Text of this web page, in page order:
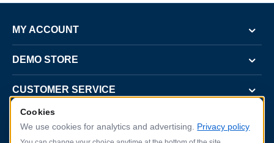
MY ACCOUNT
DEMO STORE
CUSTOMER SERVICE
Cookies
We use cookies for analytics and advertising. Privacy policy